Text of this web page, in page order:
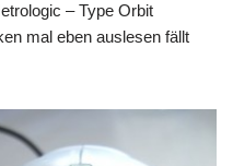
– Type Orbit
mal eben auslesen fällt